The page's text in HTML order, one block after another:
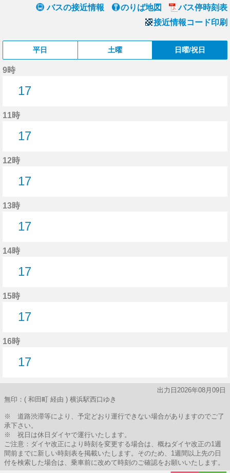
バスの接近情報 のりば地図
バス停時刻表
接近情報コード印刷
平日 土曜 日曜/祝日
9時
17
11時
17
12時
17
13時
17
14時
17
15時
17
16時
17
出力日2026年08月09日
無印：( 和田町 経由 ) 横浜駅西口ゆき
※ 道路渋滞等により、予定どおり運行できない場合がありますのでご了
承下さい。
※ 祝日は休日ダイヤで運行いたします。
ご注意：ダイヤ改正により時刻を変更する場合は、概ねダイヤ改正の1週
間前までに新しい時刻表を掲載いたします。そのため、1週間以上先の日
付を検索した場合は、乗車前に改めて時刻のご確認をお願いいたします。